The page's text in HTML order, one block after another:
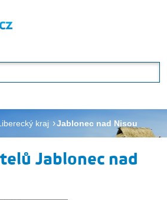
kraj Jablonec nad Nisou
Jablonec nad